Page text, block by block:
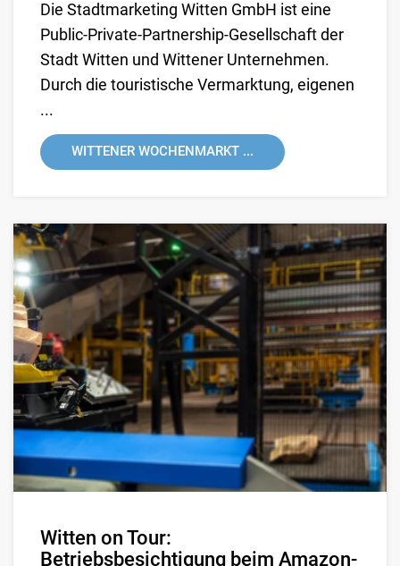
Die Stadtmarketing Witten GmbH ist eine
Public-Private-Partnership-Gesellschaft der
Stadt Witten und Wittener Unternehmen.
Durch die touristische Vermarktung, eigenen
...
WITTENER WOCHENMARKT ...
Witten on Tour:
Betriebsbesichtigung beim Amazon-